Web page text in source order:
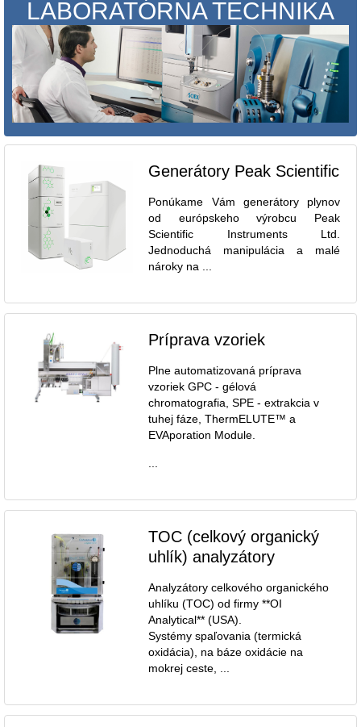
LABORATÓRNA TECHNIKA
Generátory Peak Scientific
Ponúkame Vám generátory plynov
od európskeho výrobcu Peak
Scientific Instruments Ltd.
Jednoduchá manipulácia a malé
nároky na ...
Príprava vzoriek
Plne automatizovaná príprava
vzoriek GPC - gélová
chromatografia, SPE - extrakcia v
tuhej fáze, ThermELUTE™ a
EVAporation Module.
TOC (celkový organický
uhlík) analyzátory
Analyzátory celkového organického
uhlíku (TOC) od firmy **OI
Analytical** (USA).
Systémy spaľovania (termická
oxidácia), na báze oxidácie na
mokrej ceste, ...